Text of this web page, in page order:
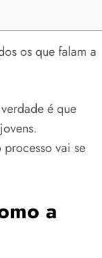
os que falam a
é que
vai se
a